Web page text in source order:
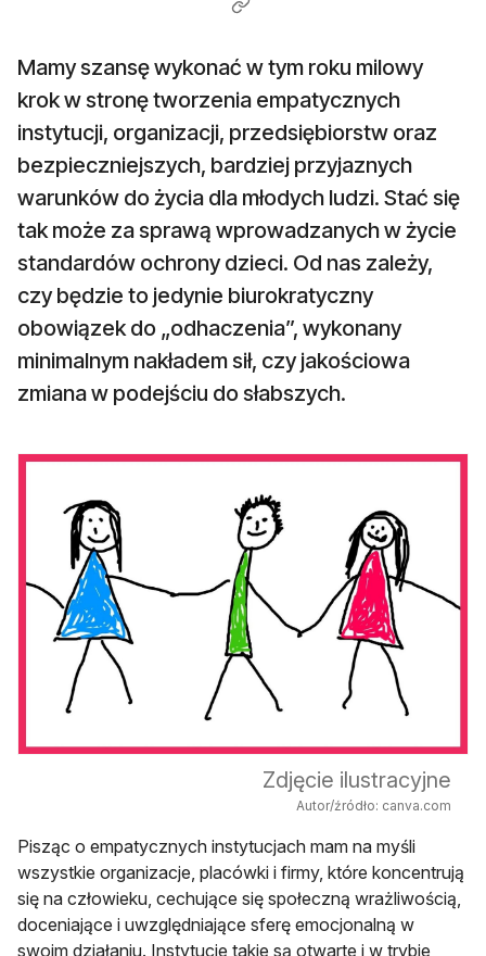
Mamy szansę wykonać w tym roku milowy
krok w stronę tworzenia empatycznych
instytucji, organizacji, przedsiębiorstw oraz
bezpieczniejszych, bardziej przyjaznych
warunków do życia dla młodych ludzi. Stać się
tak może za sprawą wprowadzanych w życie
standardów ochrony dzieci. Od nas zależy,
czy będzie to jedynie biurokratyczny
obowiązek do „odhaczenia”, wykonany
minimalnym nakładem sił, czy jakościowa
zmiana w podejściu do słabszych.
Zdjęcie ilustracyjne
Autor/źródło: canva.com
Pisząc o empatycznych instytucjach mam na myśli
wszystkie organizacje, placówki i firmy, które koncentrują
się na człowieku, cechujące się społeczną wrażliwością,
doceniające i uwzględniające sferę emocjonalną w
swoim działaniu. Instytucje takie są otwarte i w trybie